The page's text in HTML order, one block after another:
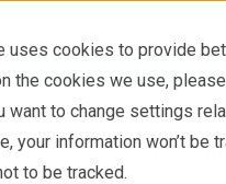
uses cookies to provide
the cookies we use,
want to change settings
your information won’t
to be tracked.
行业应用